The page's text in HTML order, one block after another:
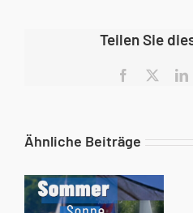
Teilen Sie
Facebook
Ähnliche Beiträge